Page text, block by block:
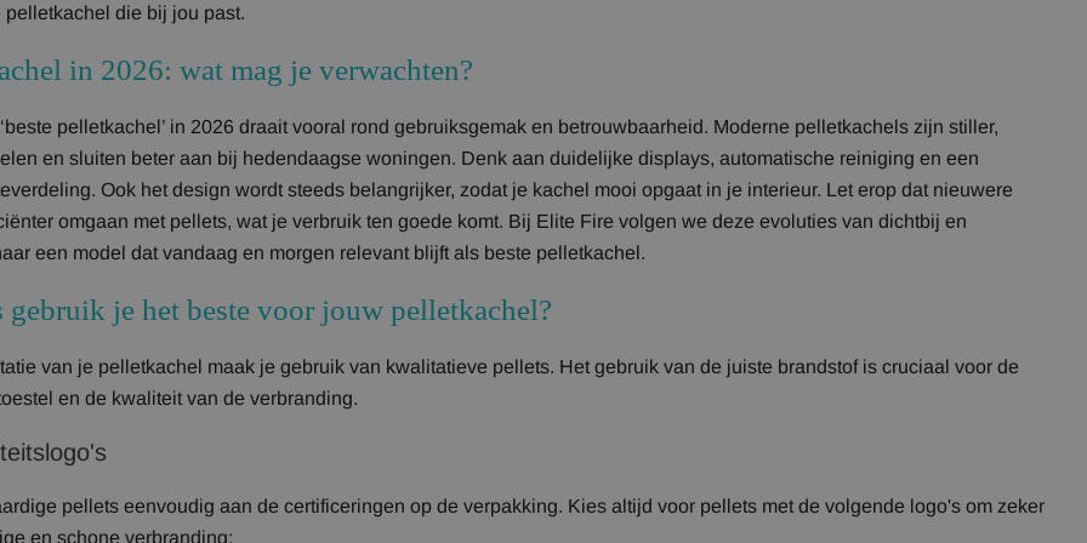
die bij jou past.
in 2026: wat mag je verwachten?
pelletkachel’ in 2026 draait vooral rond gebruiksgemak en betrouwbaarheid. Moderne pelletkachels zijn stiller,
en sluiten beter aan bij hedendaagse woningen. Denk aan duidelijke displays, automatische reiniging en een
Ook het design wordt steeds belangrijker, zodat je kachel mooi opgaat in je interieur. Let erop dat nieuwere
omgaan met pellets, wat je verbruik ten goede komt. Bij Elite Fire volgen we deze evoluties van dichtbij en
een model dat vandaag en morgen relevant blijft als beste pelletkachel.
gebruik je het beste voor jouw pelletkachel?
van je pelletkachel maak je gebruik van kwalitatieve pellets. Het gebruik van de juiste brandstof is cruciaal voor de
en de kwaliteit van de verbranding.
pellets eenvoudig aan de certificeringen op de verpakking. Kies altijd voor pellets met de volgende logo's om zeker
en schone verbranding: